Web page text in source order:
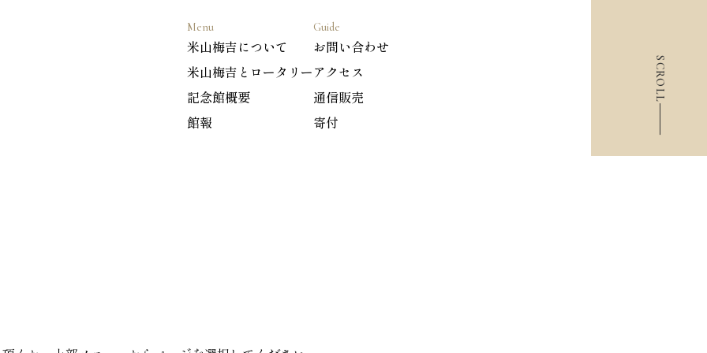
Menu
米山梅吉について
米山梅吉とロータリー
記念館概要
館報
Guide
お問い合わせ
アクセス
通信販売
寄付
SCROLL